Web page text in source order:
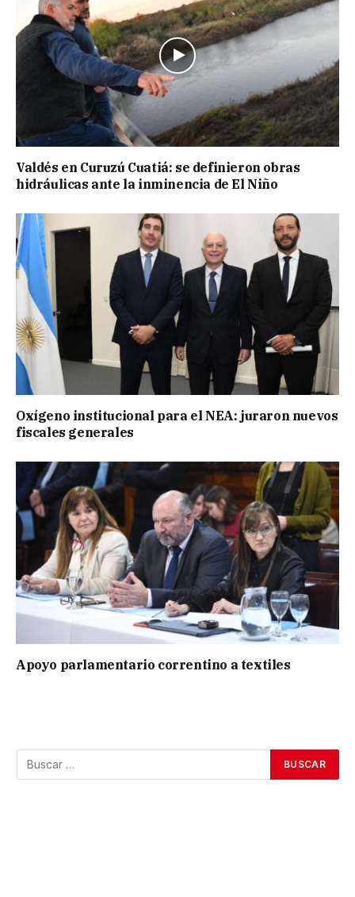
Valdés en Curuzú Cuatiá: se definieron obras
hidráulicas ante la inminencia de El Niño
Oxígeno institucional para el NEA: juraron nuevos
fiscales generales
Apoyo parlamentario correntino a textiles